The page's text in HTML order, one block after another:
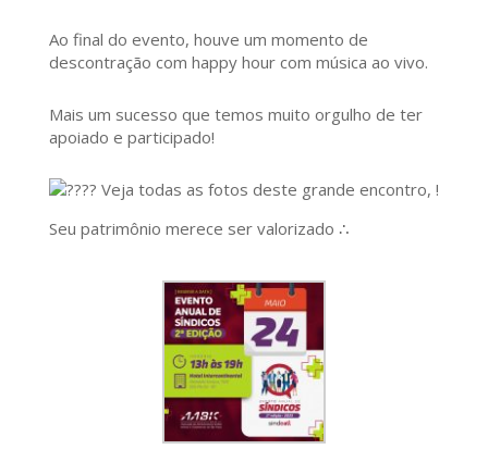
Ao final do evento, houve um momento de
descontração com happy hour com música ao vivo.
Mais um sucesso que temos muito orgulho de ter
apoiado e participado!
Veja todas as fotos deste grande encontro, !
Seu patrimônio merece ser valorizado ∴